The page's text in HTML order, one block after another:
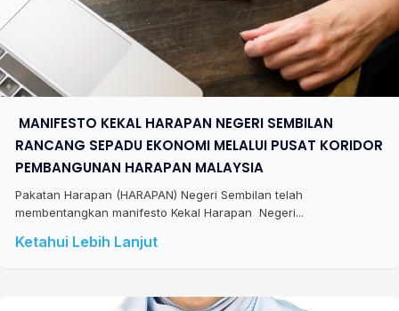
​ MANIFESTO KEKAL HARAPAN NEGERI SEMBILAN
RANCANG SEPADU EKONOMI MELALUI PUSAT KORIDOR
PEMBANGUNAN HARAPAN MALAYSIA
Pakatan Harapan (HARAPAN) Negeri Sembilan telah
membentangkan manifesto Kekal Harapan Negeri...
Ketahui Lebih Lanjut